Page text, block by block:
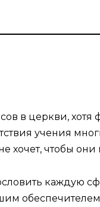
в церкви,
учения
хочет, чтобы они
каждую